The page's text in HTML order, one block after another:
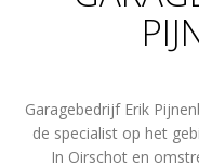
Garagebedrijf Erik
de specialist op het
In Oirschot en